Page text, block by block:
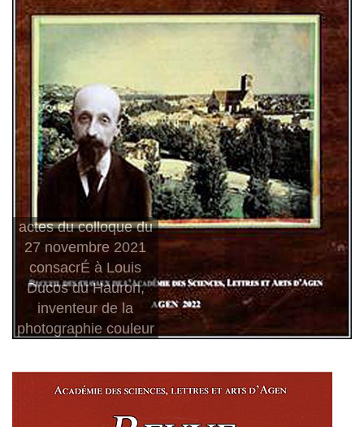
actes du colloque du
27 novembre 2021
consacrÉ à Louis
Ducos du Hauron,
inventeur de la
photographie couleur